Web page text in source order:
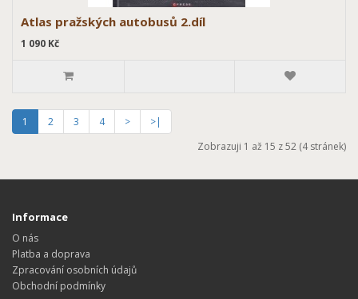
Atlas pražských autobusů 2.díl
1 090 Kč
1 2 3 4 >
>|
Zobrazuji 1 až 15 z 52 (4 stránek)
Informace
O nás
Platba a doprava
Zpracování osobních údajů
Obchodní podmínky